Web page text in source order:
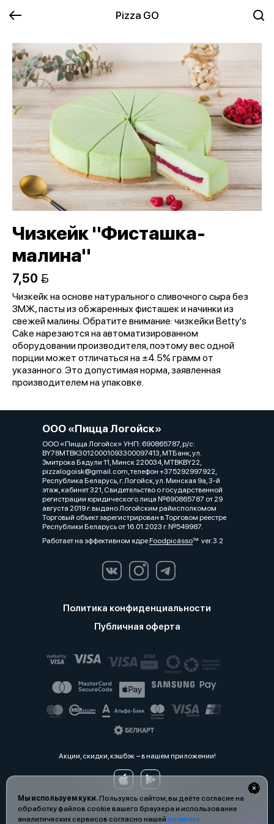
Pizza GO
Мы используем куки.Пользуясь сайтом, вы даёте согласие на
обработку файлов cookie вашего браузера и использование
аналитических сервисов согласно нашей политике
Чизкейк "Фисташка-
малина"
7,50 
Чизкейк на основе натурального сливочного сыра без
ЗМЖ, пасты из обжаренных фисташек и начинки из
свежей малины. Обратите внимание: чизкейки Betty's
Cake нарезаются на автоматизированном
оборудовании производителя, поэтому вес одной
порции может отличаться на ±4.5% грамм от
указанного. Это допустимая норма, заявленная
производителем на упаковке.
OOO «Пицца Логойск»
OOO «Пицца Логойск» УНП: 690865787, р/с:
BY78MTBK30120001093300097413, МТБанк, ул.
Змитрока Бядули 11, Минск 220034, MTBKBY22,
pizzalogoisk@gmail.com, телефон +375292997922,
Республика Беларусь, г. Логойск, ул. Минская 9а, 3-й
этаж, кабинет 321, Cвидетельство о государственной
регистрации юридического лица №690865787 от 29
августа 2019 г. выдано Логойским райисполкомом
Торговый объект зарегистрирован в Торговом реестре
Республики Беларусь от 16.01.2023 г. №549987.
Работает на эффективном ядреFoodpicássover. 3.2
Политика конфиденциальности
Публичная оферта
Акции, скидки, кэшбэк − в нашем приложении!